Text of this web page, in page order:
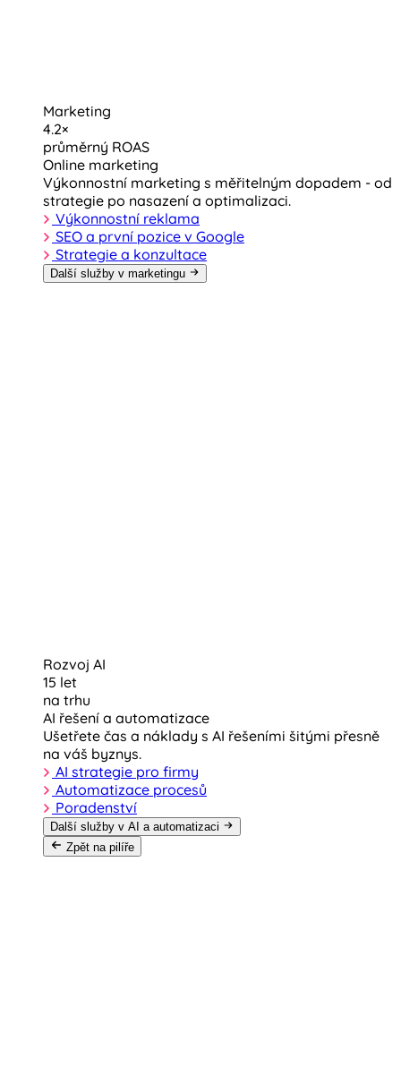
Marketing
4.2×
průměrný ROAS
Online marketing
Výkonnostní marketing s měřitelným dopadem - od
strategie po nasazení a optimalizaci.
Výkonnostní reklama
SEO a první pozice v Google
Strategie a konzultace
Další služby v marketingu
Rozvoj AI
15 let
na trhu
AI řešení a automatizace
Ušetřete čas a náklady s AI řešeními šitými přesně
na váš byznys.
AI strategie pro firmy
Automatizace procesů
Poradenství
Další služby v AI a automatizaci
Zpět na pilíře